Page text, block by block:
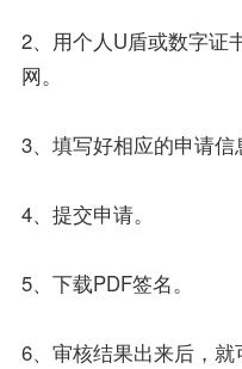
2、用个人U盾或数字证
网。
3、填写好相应的申请信
4、提交申请。
5、下载PDF签名。
6、审核结果出来后，